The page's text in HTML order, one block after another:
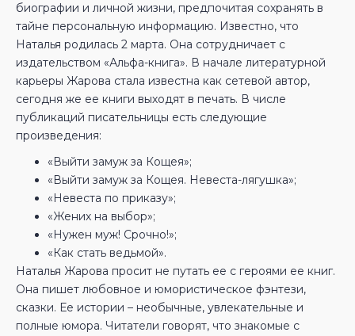
биографии и личной жизни, предпочитая сохранять в
тайне персональную информацию. Известно, что
Наталья родилась 2 марта. Она сотрудничает с
издательством «Альфа-книга». В начале литературной
карьеры Жарова стала известна как сетевой автор,
сегодня же ее книги выходят в печать. В числе
публикаций писательницы есть следующие
произведения:
«Выйти замуж за Кощея»;
«Выйти замуж за Кощея. Невеста-лягушка»;
«Невеста по приказу»;
«Жених на выбор»;
«Нужен муж! Срочно!»;
«Как стать ведьмой».
Наталья Жарова просит не путать ее с героями ее книг.
Она пишет любовное и юмористическое фэнтези,
сказки. Ее истории – необычные, увлекательные и
полные юмора. Читатели говорят, что знакомые с